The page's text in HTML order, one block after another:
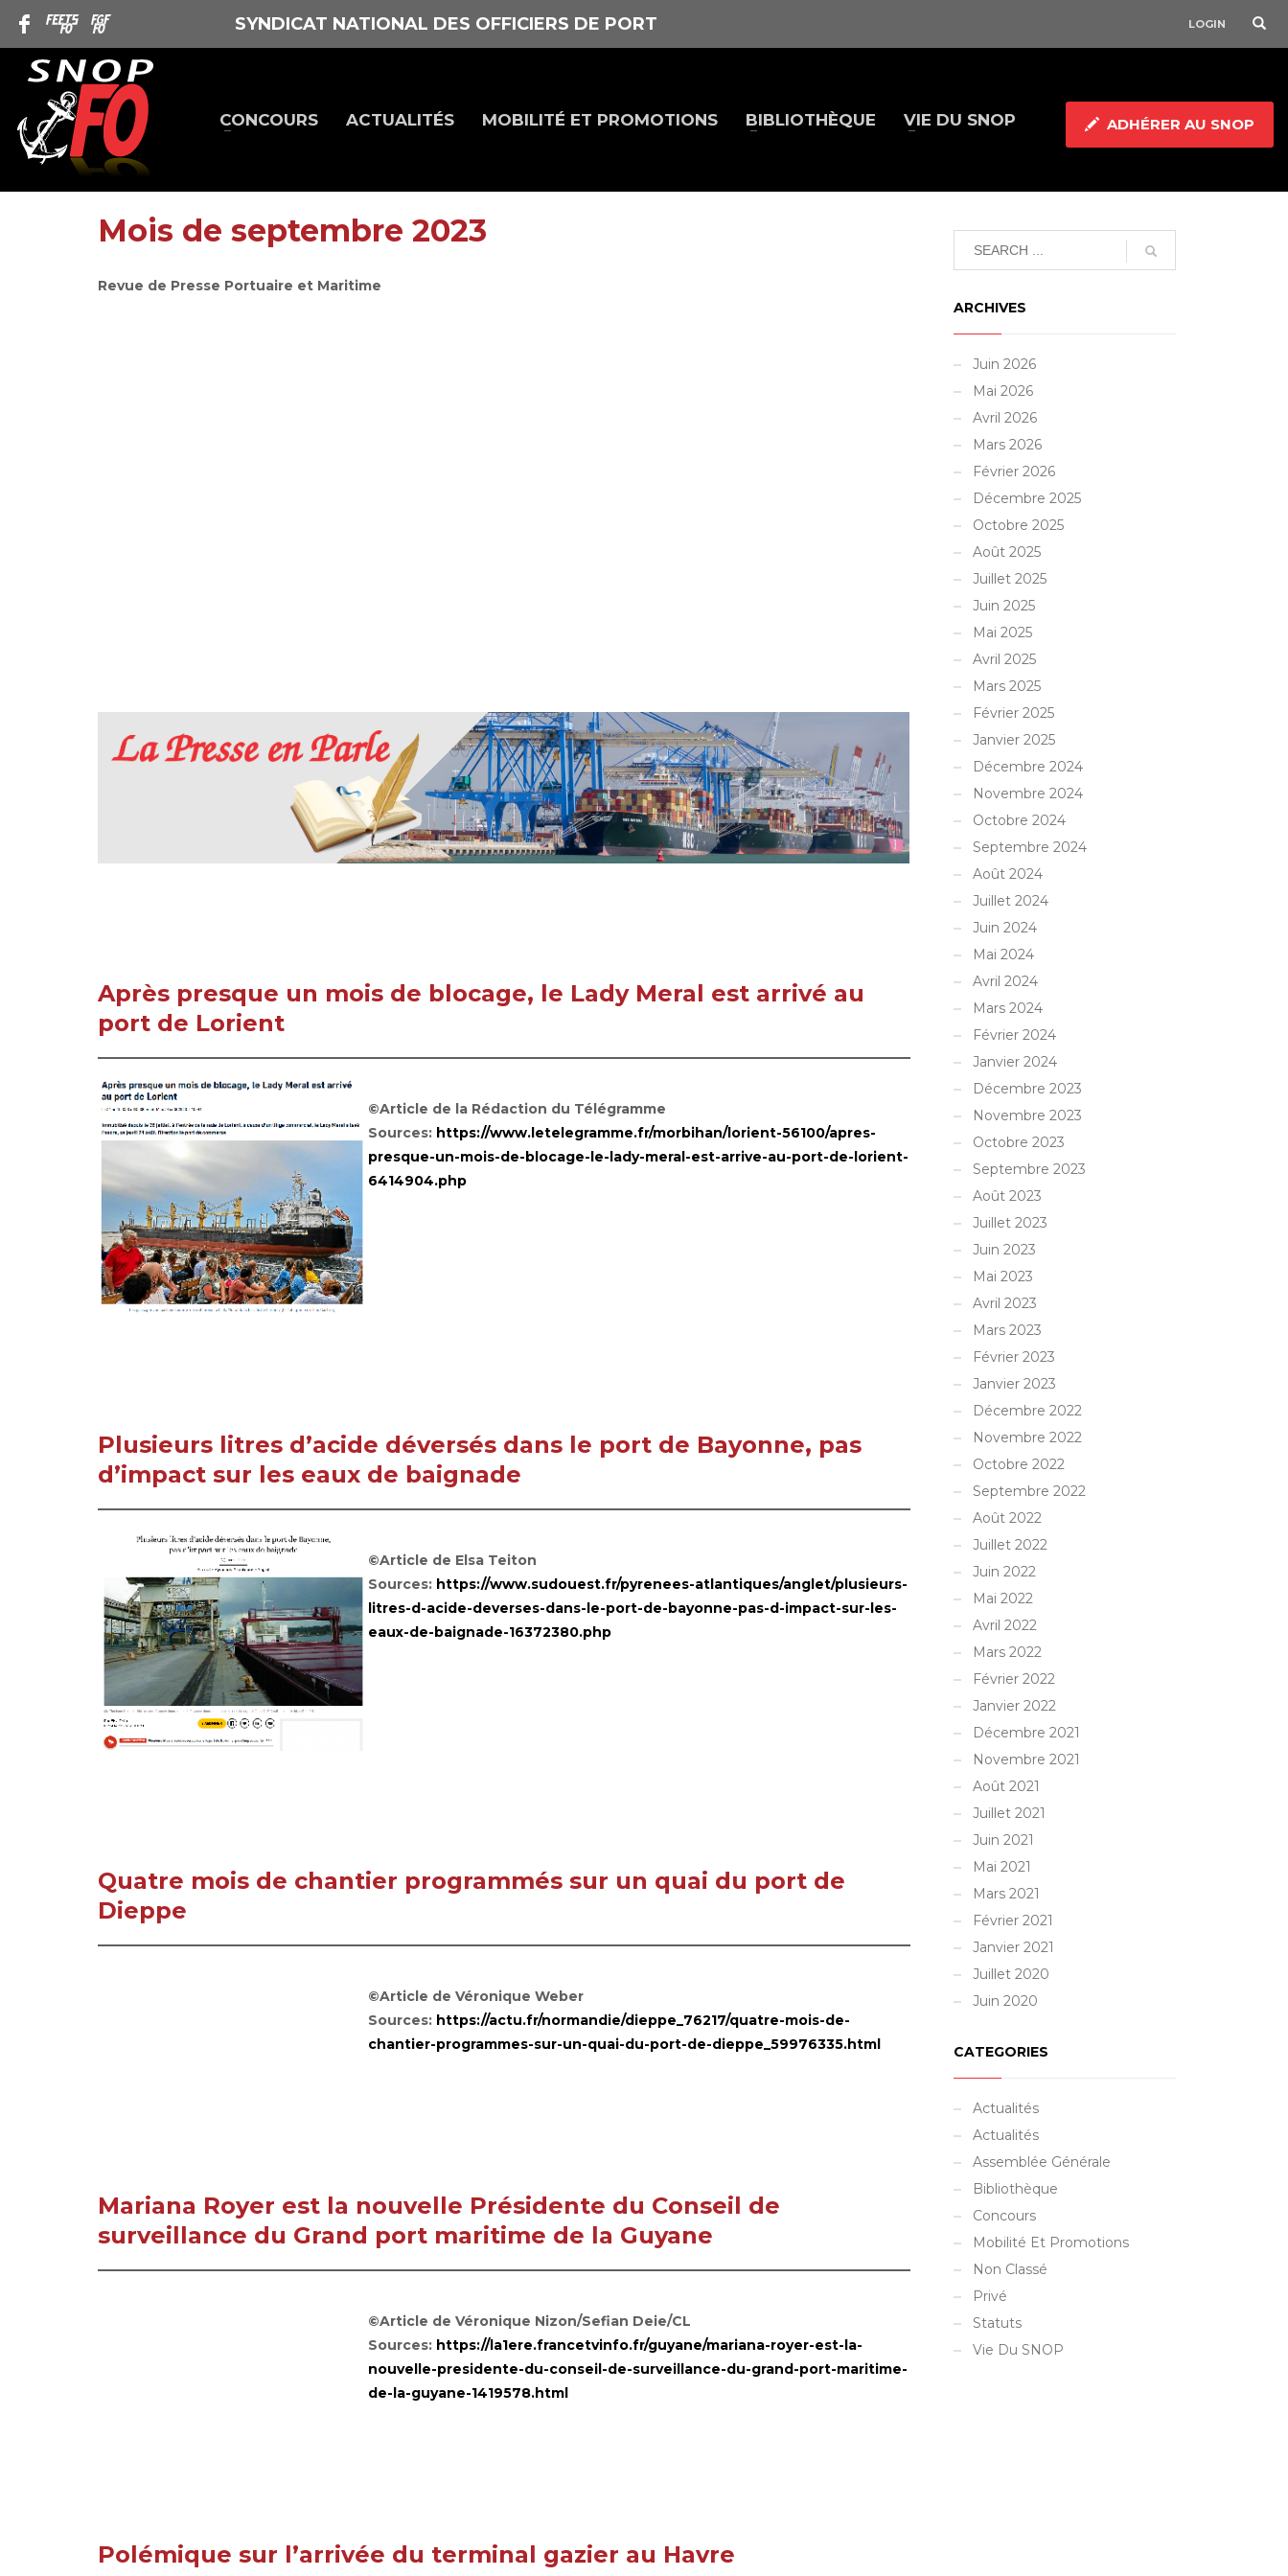
SYNDICAT NATIONAL DES OFFICIERS DE PORT LOGIN
CONCOURS ACTUALITÉS MOBILITÉ ET PROMOTIONS BIBLIOTHÈQUE VIE DU SNOP ADHÉRER AU SNOP
Mois de septembre 2023
Revue de Presse Portuaire et Maritime
Après presque un mois de blocage, le Lady Meral est arrivé au
port de Lorient
©Article de la Rédaction du Télégramme
Sources: https://www.letelegramme.fr/morbihan/lorient-56100/apres-
presque-un-mois-de-blocage-le-lady-meral-est-arrive-au-port-de-lorient-
6414904.php
Plusieurs litres d’acide déversés dans le port de Bayonne, pas
d’impact sur les eaux de baignade
©Article de Elsa Teiton
Sources: https://www.sudouest.fr/pyrenees-atlantiques/anglet/plusieurs-
litres-d-acide-deverses-dans-le-port-de-bayonne-pas-d-impact-sur-les-
eaux-de-baignade-16372380.php
Quatre mois de chantier programmés sur un quai du port de
Dieppe
©Article de Véronique Weber
Sources: https://actu.fr/normandie/dieppe_76217/quatre-mois-de-
chantier-programmes-sur-un-quai-du-port-de-dieppe_59976335.html
Mariana Royer est la nouvelle Présidente du Conseil de
surveillance du Grand port maritime de la Guyane
©Article de Véronique Nizon/Sefian Deie/CL
Sources: https://la1ere.francetvinfo.fr/guyane/mariana-royer-est-la-
nouvelle-presidente-du-conseil-de-surveillance-du-grand-port-maritime-
de-la-guyane-1419578.html
Polémique sur l’arrivée du terminal gazier au Havre
ARCHIVES
Juin 2026
Mai 2026
Avril 2026
Mars 2026
Février 2026
Décembre 2025
Octobre 2025
Août 2025
Juillet 2025
Juin 2025
Mai 2025
Avril 2025
Mars 2025
Février 2025
Janvier 2025
Décembre 2024
Novembre 2024
Octobre 2024
Septembre 2024
Août 2024
Juillet 2024
Juin 2024
Mai 2024
Avril 2024
Mars 2024
Février 2024
Janvier 2024
Décembre 2023
Novembre 2023
Octobre 2023
Septembre 2023
Août 2023
Juillet 2023
Juin 2023
Mai 2023
Avril 2023
Mars 2023
Février 2023
Janvier 2023
Décembre 2022
Novembre 2022
Octobre 2022
Septembre 2022
Août 2022
Juillet 2022
Juin 2022
Mai 2022
Avril 2022
Mars 2022
Février 2022
Janvier 2022
Décembre 2021
Novembre 2021
Août 2021
Juillet 2021
Juin 2021
Mai 2021
Mars 2021
Février 2021
Janvier 2021
Juillet 2020
Juin 2020
CATEGORIES
Actualités
Actualités
Assemblée Générale
Bibliothèque
Concours
Mobilité Et Promotions
Non Classé
Privé
Statuts
Vie Du SNOP